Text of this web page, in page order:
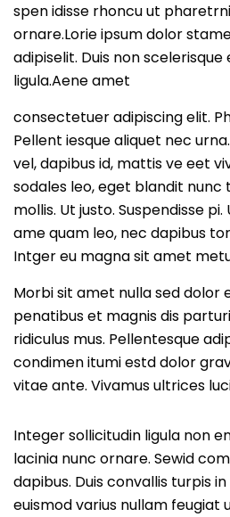
spen idisse rhoncu ut
ornare.Lorie ipsum dolor
adipiselit. Duis non scelerisque
ligula.Aene amet
consectetuer adipiscing elit.
Pellent iesque aliquet nec
vel, dapibus id, mattis ve eet
sodales leo, eget blandit nunc
mollis. Ut justo. Suspendisse
ame quam leo, nec dapibus
Intger eu magna sit amet
Morbi sit amet nulla sed dolor
penatibus et magnis dis
ridiculus mus. Pellentesque
condimen itumi estd dolor
vitae ante. Vivamus ultrices
Integer sollicitudin ligula non
lacinia nunc ornare. Sewid
dapibus. Duis convallis turpis
euismod varius nullam feugiat